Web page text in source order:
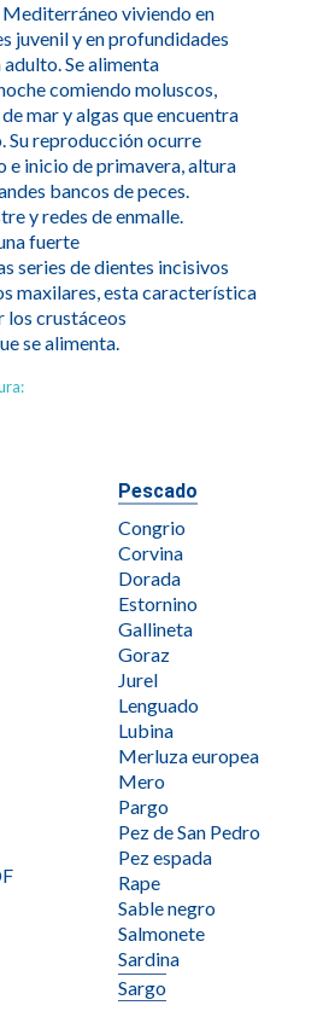
viviendo en
juvenil y en profundidades
Se alimenta
comiendo moluscos,
mar y algas que encuentra
Su reproducción ocurre
e inicio de primavera, altura
bancos de peces.
y redes de enmalle.
fuerte
series de dientes incisivos
maxilares, esta característica
los crustáceos
se alimenta.
Pescado
Congrio
Corvina
Dorada
Estornino
Gallineta
Goraz
Jurel
Lenguado
Lubina
Merluza europea
Mero
Pargo
Pez de San Pedro
Pez espada
Rape
Sable negro
Salmonete
Sardina
Sargo